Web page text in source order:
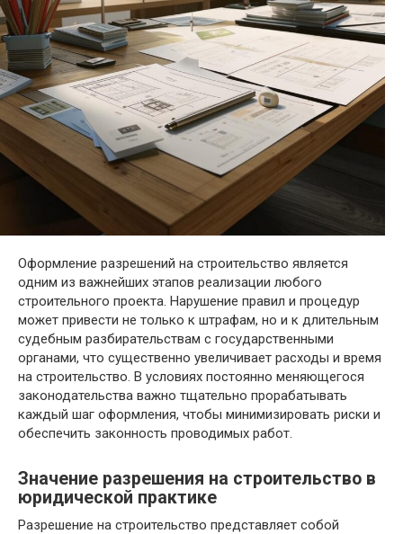
Оформление разрешений на строительство является
одним из важнейших этапов реализации любого
строительного проекта. Нарушение правил и процедур
может привести не только к штрафам, но и к длительным
судебным разбирательствам с государственными
органами, что существенно увеличивает расходы и время
на строительство. В условиях постоянно меняющегося
законодательства важно тщательно прорабатывать
каждый шаг оформления, чтобы минимизировать риски и
обеспечить законность проводимых работ.
Значение разрешения на строительство в
юридической практике
Разрешение на строительство представляет собой